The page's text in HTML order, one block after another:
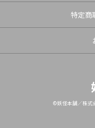
特定商
©妖怪本舗／株